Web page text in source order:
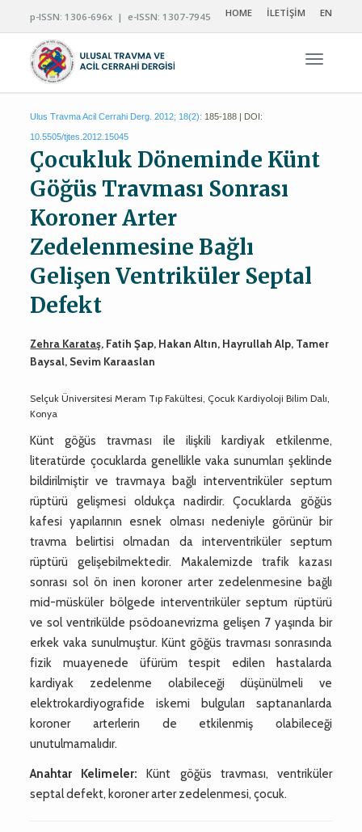
p-ISSN: 1306-696x | e-ISSN: 1307-7945 HOME İLETİŞİM EN
Ulus Travma Acil Cerrahi Derg. 2012; 18(2): 185-188 | DOI:
10.5505/tjtes.2012.15045
Çocukluk Döneminde Künt
Göğüs Travması Sonrası
Koroner Arter
Zedelenmesine Bağlı
Gelişen Ventriküler Septal
Defekt
Zehra Karataş, Fatih Şap, Hakan Altın, Hayrullah Alp, Tamer
Baysal, Sevim Karaaslan
Selçuk Üniversitesi Meram Tıp Fakültesi, Çocuk Kardiyoloji Bilim Dalı,
Konya
Künt göğüs travması ile ilişkili kardiyak etkilenme,
literatürde çocuklarda genellikle vaka sunumları şeklinde
bildirilmiştir ve travmaya bağlı interventriküler septum
rüptürü gelişmesi oldukça nadirdir. Çocuklarda göğüs
kafesi yapılarının esnek olması nedeniyle görünür bir
travma belirtisi olmadan da interventriküler septum
rüptürü gelişebilmektedir. Makalemizde trafik kazası
sonrası sol ön inen koroner arter zedelenmesine bağlı
mid-müsküler bölgede interventriküler septum rüptürü
ve sol ventrikülde psödoanevrizma gelişen 7 yaşında bir
erkek vaka sunulmuştur. Künt göğüs travması sonrasında
fizik muayenede üfürüm tespit edilen hastalarda
kardiyak zedelenme olabileceği düşünülmeli ve
elektrokardiyografide iskemi bulguları saptananlarda
koroner arterlerin de etkilenmiş olabileceği
unutulmamalıdır.
Anahtar Kelimeler: Künt göğüs travması, ventriküler
septal defekt, koroner arter zedelenmesi, çocuk.